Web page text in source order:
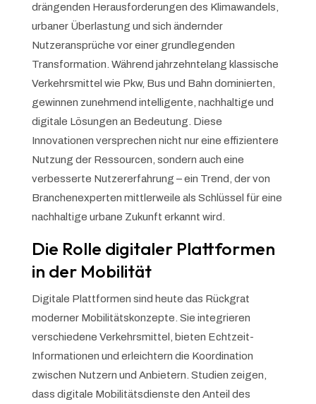
drängenden Herausforderungen des Klimawandels,
urbaner Überlastung und sich ändernder
Nutzeransprüche vor einer grundlegenden
Transformation. Während jahrzehntelang klassische
Verkehrsmittel wie Pkw, Bus und Bahn dominierten,
gewinnen zunehmend intelligente, nachhaltige und
digitale Lösungen an Bedeutung. Diese
Innovationen versprechen nicht nur eine effizientere
Nutzung der Ressourcen, sondern auch eine
verbesserte Nutzererfahrung – ein Trend, der von
Branchenexperten mittlerweile als Schlüssel für eine
nachhaltige urbane Zukunft erkannt wird.
Die Rolle digitaler Plattformen
in der Mobilität
Digitale Plattformen sind heute das Rückgrat
moderner Mobilitätskonzepte. Sie integrieren
verschiedene Verkehrsmittel, bieten Echtzeit-
Informationen und erleichtern die Koordination
zwischen Nutzern und Anbietern. Studien zeigen,
dass digitale Mobilitätsdienste den Anteil des